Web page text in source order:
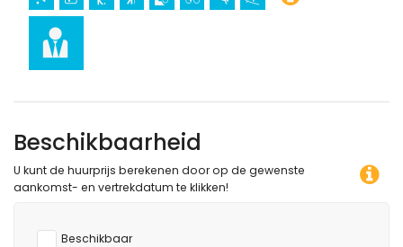
golf (Águilon Golf), wandelen, mountainbiken en fietsen
(binnen 1000 meter van het appartement)
Beschikbaarheid
U kunt de huurprijs berekenen door op de gewenste
aankomst- en vertrekdatum te klikken!
Beschikbaar